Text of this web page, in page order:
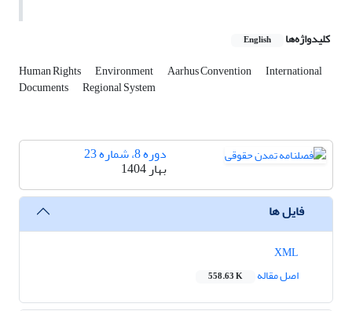
کلیدواژه‌ها English
Human Rights Environment Aarhus Convention International
Documents Regional System
دوره 8، شماره 23
بهار 1404
فایل ها
اصل مقاله
558.63 K